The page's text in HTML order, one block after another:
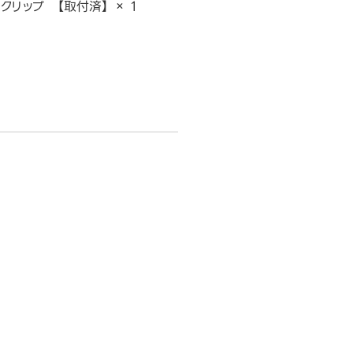
リップ 【取付済】 × 1